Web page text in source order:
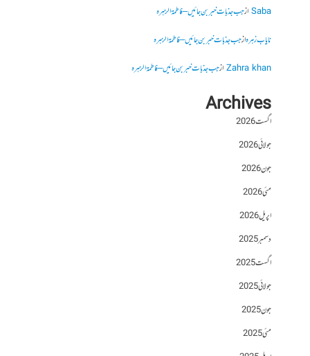
Sabaازجب جذبات خبر بن جائیں – فاطمۃالزہرہ
نایاب زہرہازجب جذبات خبر بن جائیں – فاطمۃالزہرہ
Zahra khanازجب جذبات خبر بن جائیں – فاطمۃالزہرہ
Archives
اگست 2026
جولائی 2026
جون 2026
مئی 2026
اپریل 2026
دسمبر 2025
اگست 2025
جولائی 2025
جون 2025
مئی 2025